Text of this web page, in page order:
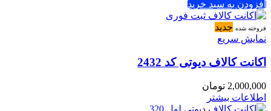
افزودن به سبد خرید
فروخته شده جدید
نمایش سریع
اکانت کالاف دیوتی کد 2432
2,000,000 تومان
اطلاعات بیشتر